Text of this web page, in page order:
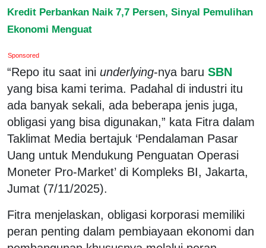
Kredit Perbankan Naik 7,7 Persen, Sinyal Pemulihan
Ekonomi Menguat
Sponsored
“Repo itu saat ini underlying-nya baru SBN
yang bisa kami terima. Padahal di industri itu
ada banyak sekali, ada beberapa jenis juga,
obligasi yang bisa digunakan,” kata Fitra dalam
Taklimat Media bertajuk ‘Pendalaman Pasar
Uang untuk Mendukung Penguatan Operasi
Moneter Pro-Market’ di Kompleks BI, Jakarta,
Jumat (7/11/2025).
Fitra menjelaskan, obligasi korporasi memiliki
peran penting dalam pembiayaan ekonomi dan